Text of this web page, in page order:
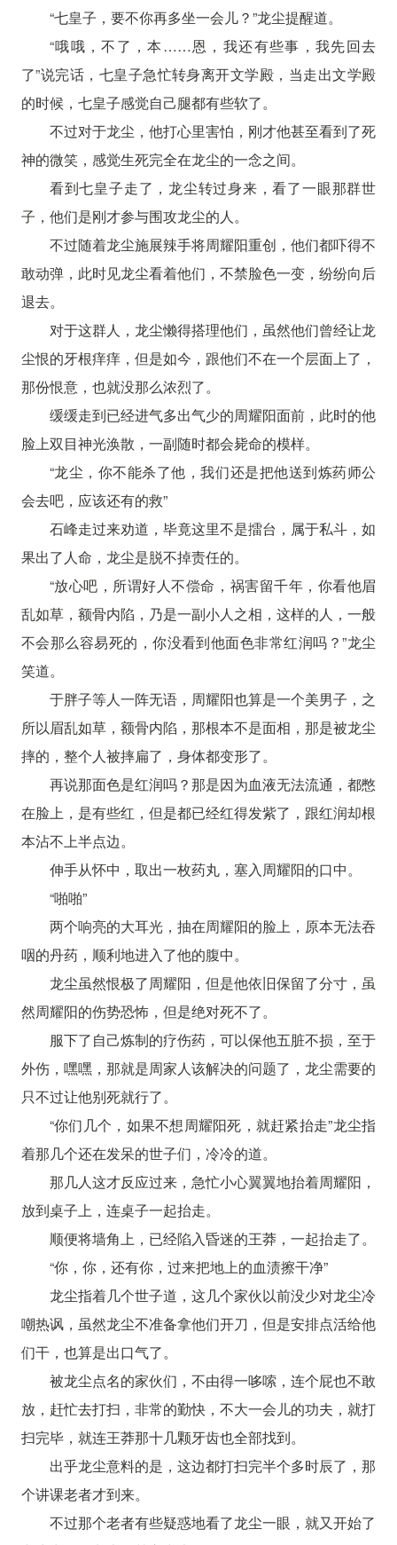
“七皇子，要不你再多坐一会儿？”龙尘提醒道。
“哦哦，不了，本……恩，我还有些事，我先回去
了”说完话，七皇子急忙转身离开文学殿，当走出文学殿
的时候，七皇子感觉自己腿都有些软了。
不过对于龙尘，他打心里害怕，刚才他甚至看到了死
神的微笑，感觉生死完全在龙尘的一念之间。
看到七皇子走了，龙尘转过身来，看了一眼那群世
子，他们是刚才参与围攻龙尘的人。
不过随着龙尘施展辣手将周耀阳重创，他们都吓得不
敢动弹，此时见龙尘看着他们，不禁脸色一变，纷纷向后
退去。
对于这群人，龙尘懒得搭理他们，虽然他们曾经让龙
尘恨的牙根痒痒，但是如今，跟他们不在一个层面上了，
那份恨意，也就没那么浓烈了。
缓缓走到已经进气多出气少的周耀阳面前，此时的他
脸上双目神光涣散，一副随时都会毙命的模样。
“龙尘，你不能杀了他，我们还是把他送到炼药师公
会去吧，应该还有的救”
石峰走过来劝道，毕竟这里不是擂台，属于私斗，如
果出了人命，龙尘是脱不掉责任的。
“放心吧，所谓好人不偿命，祸害留千年，你看他眉
乱如草，额骨内陷，乃是一副小人之相，这样的人，一般
不会那么容易死的，你没看到他面色非常红润吗？”龙尘
笑道。
于胖子等人一阵无语，周耀阳也算是一个美男子，之
所以眉乱如草，额骨内陷，那根本不是面相，那是被龙尘
摔的，整个人被摔扁了，身体都变形了。
再说那面色是红润吗？那是因为血液无法流通，都憋
在脸上，是有些红，但是都已经红得发紫了，跟红润却根
本沾不上半点边。
伸手从怀中，取出一枚药丸，塞入周耀阳的口中。
“啪啪”
两个响亮的大耳光，抽在周耀阳的脸上，原本无法吞
咽的丹药，顺利地进入了他的腹中。
龙尘虽然恨极了周耀阳，但是他依旧保留了分寸，虽
然周耀阳的伤势恐怖，但是绝对死不了。
服下了自己炼制的疗伤药，可以保他五脏不损，至于
外伤，嘿嘿，那就是周家人该解决的问题了，龙尘需要的
只不过让他别死就行了。
“你们几个，如果不想周耀阳死，就赶紧抬走”龙尘指
着那几个还在发呆的世子们，冷冷的道。
那几人这才反应过来，急忙小心翼翼地抬着周耀阳，
放到桌子上，连桌子一起抬走。
顺便将墙角上，已经陷入昏迷的王莽，一起抬走了。
“你，你，还有你，过来把地上的血渍擦干净”
龙尘指着几个世子道，这几个家伙以前没少对龙尘冷
嘲热讽，虽然龙尘不准备拿他们开刀，但是安排点活给他
们干，也算是出口气了。
被龙尘点名的家伙们，不由得一哆嗦，连个屁也不敢
放，赶忙去打扫，非常的勤快，不大一会儿的功夫，就打
扫完毕，就连王莽那十几颗牙齿也全部找到。
出乎龙尘意料的是，这边都打扫完半个多时辰了，那
个讲课老者才到来。
不过那个老者有些疑惑地看了龙尘一眼，就又开始了